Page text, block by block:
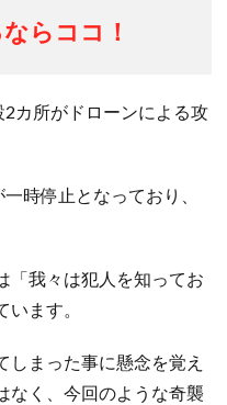
らココ！
カ所がドローンによる攻
時停止となっており、
「我々は犯人を知ってお
ます。
まった事に懸念を覚え
なく、今回のような奇襲